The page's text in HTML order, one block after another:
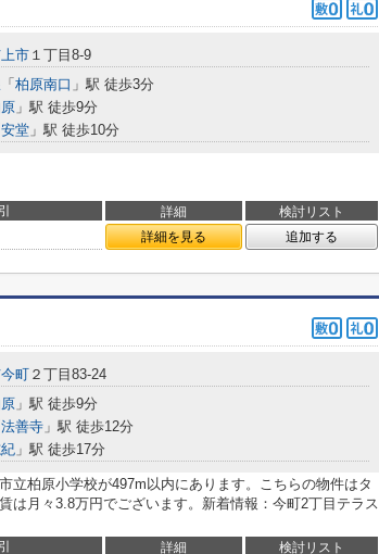
上市 １丁目8-9
「 柏原南口 」駅 徒歩3分
」駅 徒歩9分
安堂 」駅 徒歩10分
詳細 検討リスト
詳細を見る 追加する
今町 ２丁目83-24
」駅 徒歩9分
法善寺 」駅 徒歩12分
」駅 徒歩17分
立柏原小学校が497m以内にあります。こちらの物件はタ
は月々3.8万円でございます。新着情報：今町2丁目テラス
詳細 検討リスト